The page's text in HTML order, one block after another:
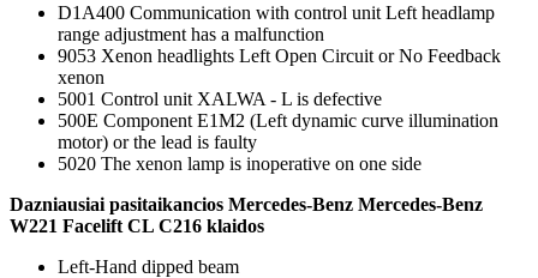
D1A400 Communication with control unit Left headlamp
range adjustment has a malfunction
9053 Xenon headlights Left Open Circuit or No Feedback
xenon
5001 Control unit XALWA - L is defective
500E Component E1M2 (Left dynamic curve illumination
motor) or the lead is faulty
5020 The xenon lamp is inoperative on one side
Dazniausiai pasitaikancios Mercedes-Benz Mercedes-Benz
W221 Facelift CL C216 klaidos
Left-Hand dipped beam